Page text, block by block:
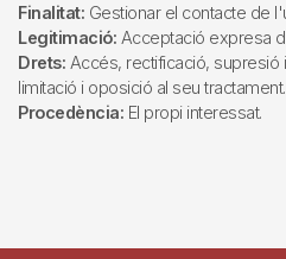
Finalitat: Gestionar el contacte de
Legitimació: Acceptació expresa
Drets: Accés, rectificació, supresió
limitació i oposició al seu tractament.
Procedència: El propi interessat.